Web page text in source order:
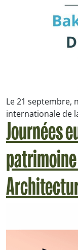
Le 21 septembre,
internationale de
Journées